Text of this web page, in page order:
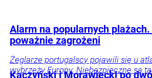
Alarm na popularnych
poważnie zagrożeni
Żeglarze portugalscy pojawili się u
wybrzeży Europy. Niebezpieczne są
Kaczyński i Morawiecki po